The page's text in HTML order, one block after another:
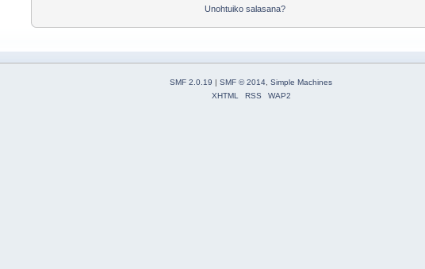
Unohtuiko salasana?
SMF 2.0.19 | SMF © 2014 Simple Machines
XHTML
RSS WAP2